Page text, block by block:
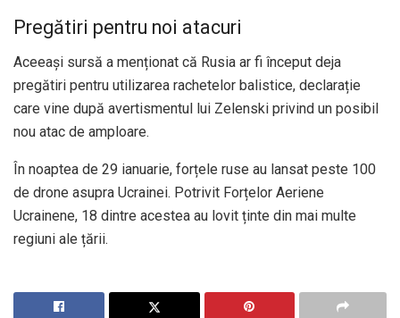
Pregătiri pentru noi atacuri
Aceeași sursă a menționat că Rusia ar fi început deja
pregătiri pentru utilizarea rachetelor balistice, declarație
care vine după avertismentul lui Zelenski privind un posibil
nou atac de amploare.
În noaptea de 29 ianuarie, forțele ruse au lansat peste 100
de drone asupra Ucrainei. Potrivit Forțelor Aeriene
Ucrainene, 18 dintre acestea au lovit ținte din mai multe
regiuni ale țării.